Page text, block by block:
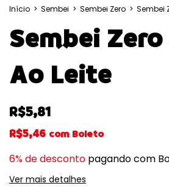
Início > Sembei > Sembei Zero > Sembei
Sembei
Ao Leite
R$5,81
R$5,46 com Boleto
6% de desconto pagando com
Ver mais detalhes